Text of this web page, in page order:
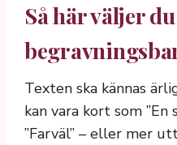
Så här väljer
Texten ska kännas
kan vara kort som ”En
”Farväl” – eller mer